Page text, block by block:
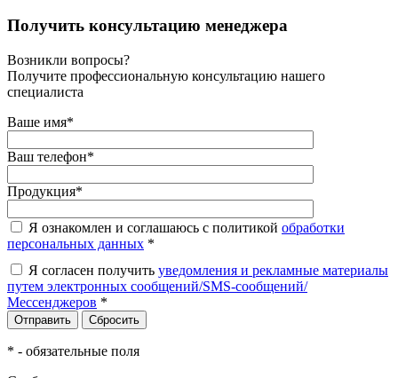
Получить консультацию менеджера
Возникли вопросы?
Получите профессиональную консультацию нашего
специалиста
Ваше имя*
Ваш телефон*
Продукция*
Я ознакомлен и соглашаюсь с политикой обработки
персональных данных *
Я согласен получить уведомления и рекламные материалы
путем электронных сообщений/SMS-сообщений/
Мессенджеров *
* - обязательные поля